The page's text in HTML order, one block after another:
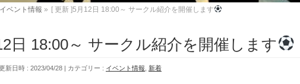
イベント情報 » [ 更新 ]5月12日 18:00～ サークル紹介を開催します
日 18:00～ サークル紹介を開催します
新日時 : 2023/04/28 カテゴリー : イベント情報 新着